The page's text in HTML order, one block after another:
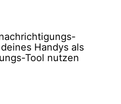
Handys als
Tool nutzen